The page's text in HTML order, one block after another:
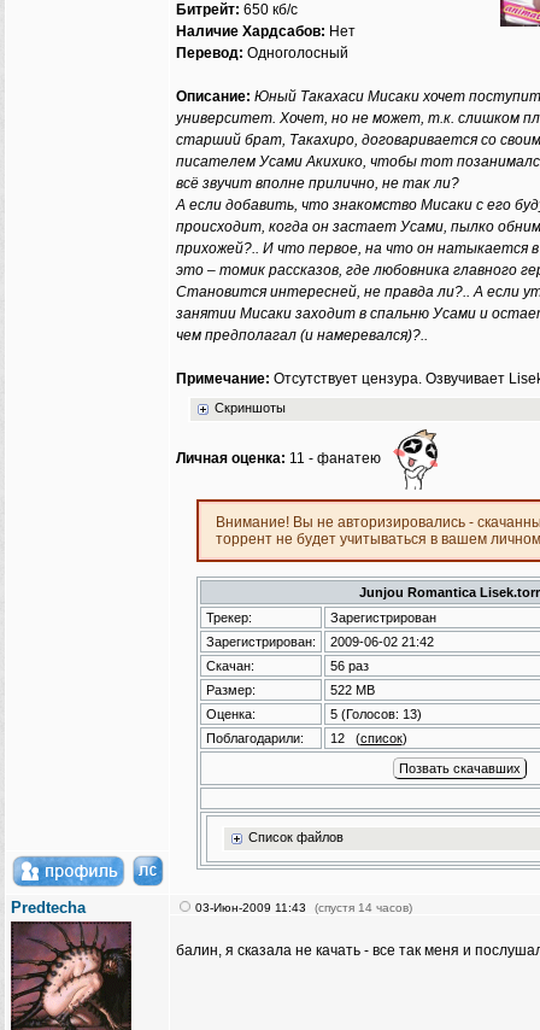
0 -
0 -
0 - -
-
0 - -
-
показаны данныетолько за текущую сессию
Битрейт: 650 кб/с
Наличие Хардсабов: Нет
Перевод: Одноголосный
Описание: Юный Такахаси Мисаки хочет
университет. Хочет, но не может, т.к. слишком
старший брат, Такахиро, договаривается со
писателем Усами Акихико, чтобы тот
всё звучит вполне прилично, не так ли?
А если добавить, что знакомство Мисаки с его
происходит, когда он застает Усами, пылко
прихожей?.. И что первое, на что он натыкается
это – томик рассказов, где любовника главного
Становится интересней, не правда ли?.. А если
занятии Мисаки заходит в спальню Усами и
чем предполагал (и намеревался)?..
Примечание: Отсутствует цензура. Озвучивает
Скриншоты
Личная оценка: 11 - фанатею
Внимание! Вы не авторизировались -
торрент не будет учитываться в вашем
Junjou Romantica
Трекер:
Зарегистрирован
Зарегистрирован:
2009-06-02 21:42
Скачан:
56 раз
Размер:
522 MB
Оценка:
5(Голосов: 13)
Поблагодарили:
12(список)
Список файлов
Predtecha 03-Июн-2009 11:43 (спустя 14 часов)
балин, я сказала не качать - все так меня и